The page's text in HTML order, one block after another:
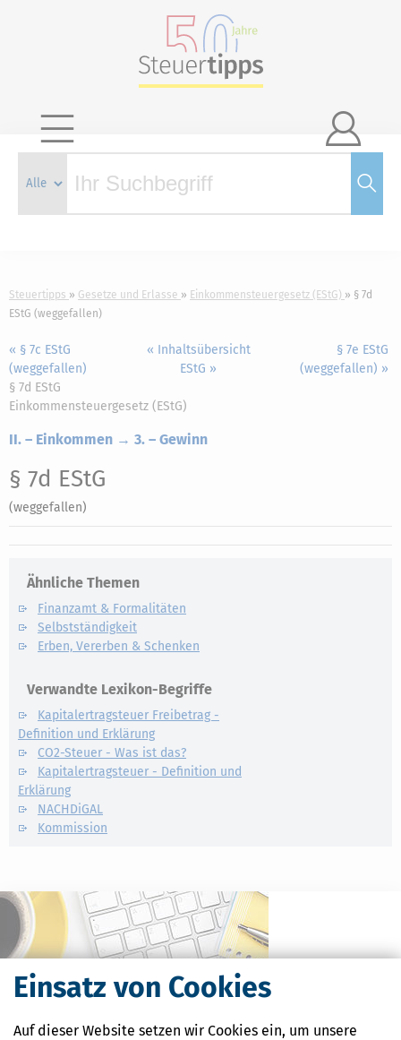
Einsatz von Cookies
Auf dieser Website setzen wir Cookies ein, um unsere

Steuertipps Gesetze und Erlasse Einkommensteuergesetz (EStG)
§ 7d
EStG (weggefallen)
« § 7c EStG
(weggefallen)
« Inhaltsübersicht
EStG »
§ 7e EStG
(weggefallen) »
§ 7d EStG
Einkommensteuergesetz (EStG)
II. – Einkommen → 3. – Gewinn
§ 7d EStG
(weggefallen)
Ähnliche Themen
Finanzamt & Formalitäten
Selbstständigkeit
Erben, Vererben & Schenken
Verwandte Lexikon-Begriffe
Kapitalertragsteuer Freibetrag -
Definition und Erklärung
CO2-Steuer - Was ist das?
Kapitalertragsteuer - Definition und
Erklärung
NACHDiGAL
Kommission